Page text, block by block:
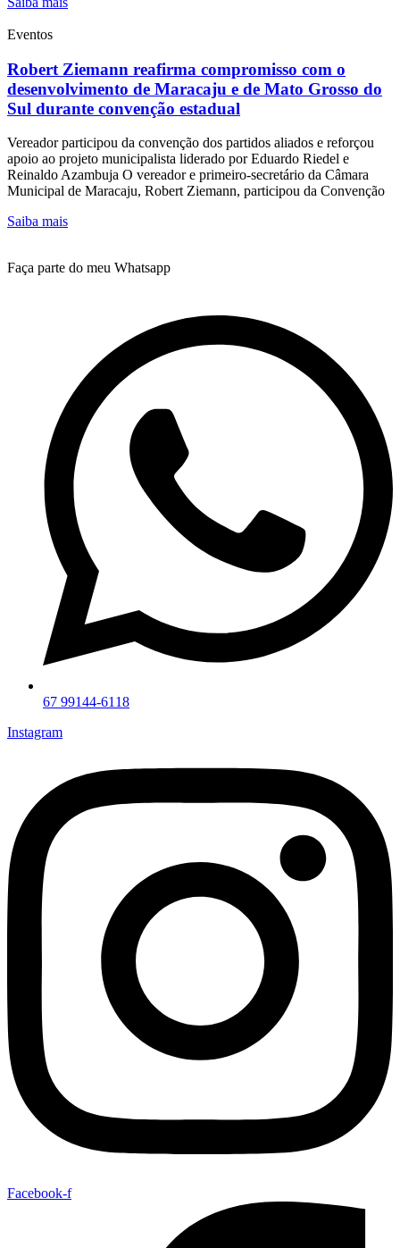
Eventos
Robert Ziemann reafirma compromisso com o
desenvolvimento de Maracaju e de Mato Grosso do
Sul durante convenção estadual
Vereador participou da convenção dos partidos aliados e reforçou
apoio ao projeto municipalista liderado por Eduardo Riedel e
Reinaldo Azambuja O vereador e primeiro-secretário da Câmara
Municipal de Maracaju, Robert Ziemann, participou da Convenção
Saiba mais
Faça parte do meu Whatsapp
67 99144-6118
Instagram
Facebook-f